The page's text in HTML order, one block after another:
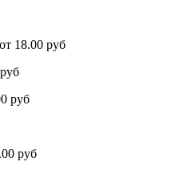
от 18.00 руб
руб
руб